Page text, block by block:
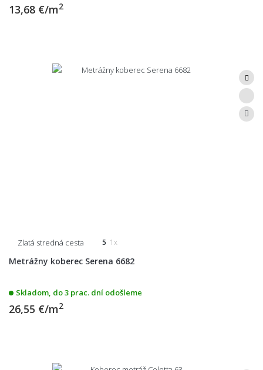
13,68 €/m2
Zlatá stredná cesta 5 1x
Metrážny koberec Serena 6682
Skladom, do 3 prac. dní odošleme
26,55 €/m2